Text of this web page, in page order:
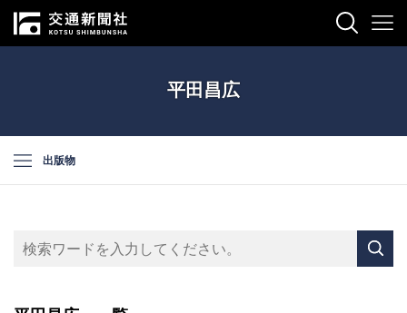
平田昌広
出版物